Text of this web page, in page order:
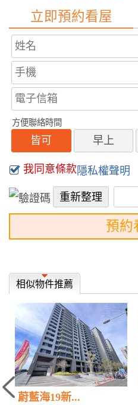
立即預約看屋
方便聯絡時間
皆可 早上
我同意條款 隱私權聲明
預約
相似物件推薦
蔚藍海19新...